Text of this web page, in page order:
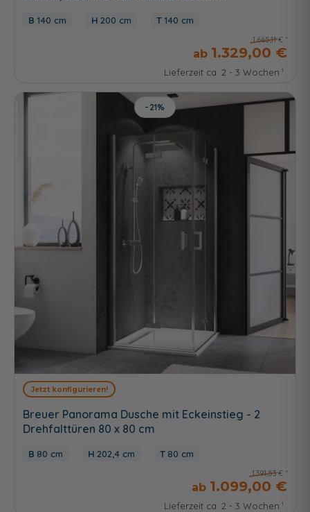
140 cm 200 cm 140 cm
1.665,11 €
1.329,00 €
Lieferzeit ca. 2 - 3 Wochen
Jetzt konfigurieren!
-21%
Breuer Panorama Dusche mit Eckeinstieg - 2
Drehfalttüren 80 x 80 cm
80 cm 202,4 cm 80 cm
1.391,53 €
1.099,00 €
Lieferzeit ca. 2 - 3 Wochen